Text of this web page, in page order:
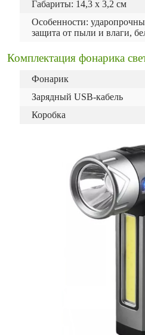
Габариты: 14,3 х 3,2 см
Особенности:
защита от пыли и влаги,
Комплектация фонарика
Фонарик
Зарядный USB-кабель
Коробка